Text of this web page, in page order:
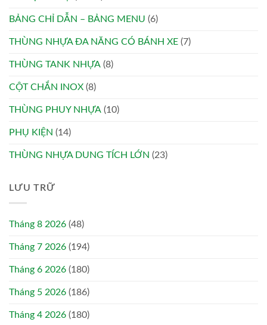
BẢNG CHỈ DẪN – BẢNG MENU (6)
THÙNG NHỰA ĐA NĂNG CÓ BÁNH XE (7)
THÙNG TANK NHỰA (8)
CỘT CHẮN INOX (8)
THÙNG PHUY NHỰA (10)
PHỤ KIỆN (14)
THÙNG NHỰA DUNG TÍCH LỚN (23)
LƯU TRỮ
Tháng 8 2026 (48)
Tháng 7 2026 (194)
Tháng 6 2026 (180)
Tháng 5 2026 (186)
Tháng 4 2026 (180)